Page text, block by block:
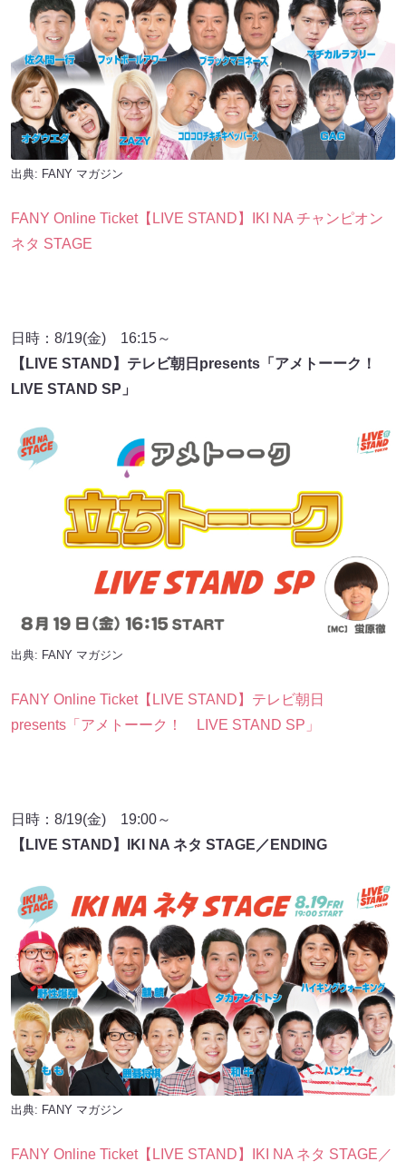
出典: FANY マガジン
FANY Online Ticket【LIVE STAND】IKI NA チャンピオン
ネタ STAGE
日時：8/19(金) 16:15～
【LIVE STAND】テレビ朝日presents「アメトーーク！
LIVE STAND SP」
出典: FANY マガジン
FANY Online Ticket【LIVE STAND】テレビ朝日
presents「アメトーーク！ LIVE STAND SP」
日時：8/19(金) 19:00～
【LIVE STAND】IKI NA ネタ STAGE／ENDING
出典: FANY マガジン
FANY Online Ticket【LIVE STAND】IKI NA ネタ STAGE／